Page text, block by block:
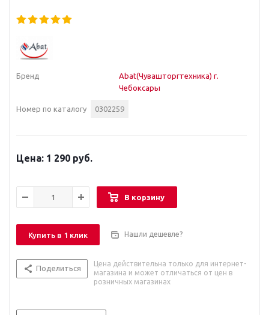
Бренд
Abat(Чувашторгтехника) г.
Чебоксары
Номер по каталогу 0302259
1 290 руб.
В корзину
Купить в 1 клик Нашли дешевле?
Поделиться
Цена действительна только для интернет-
магазина и может отличаться от цен в
розничных магазинах